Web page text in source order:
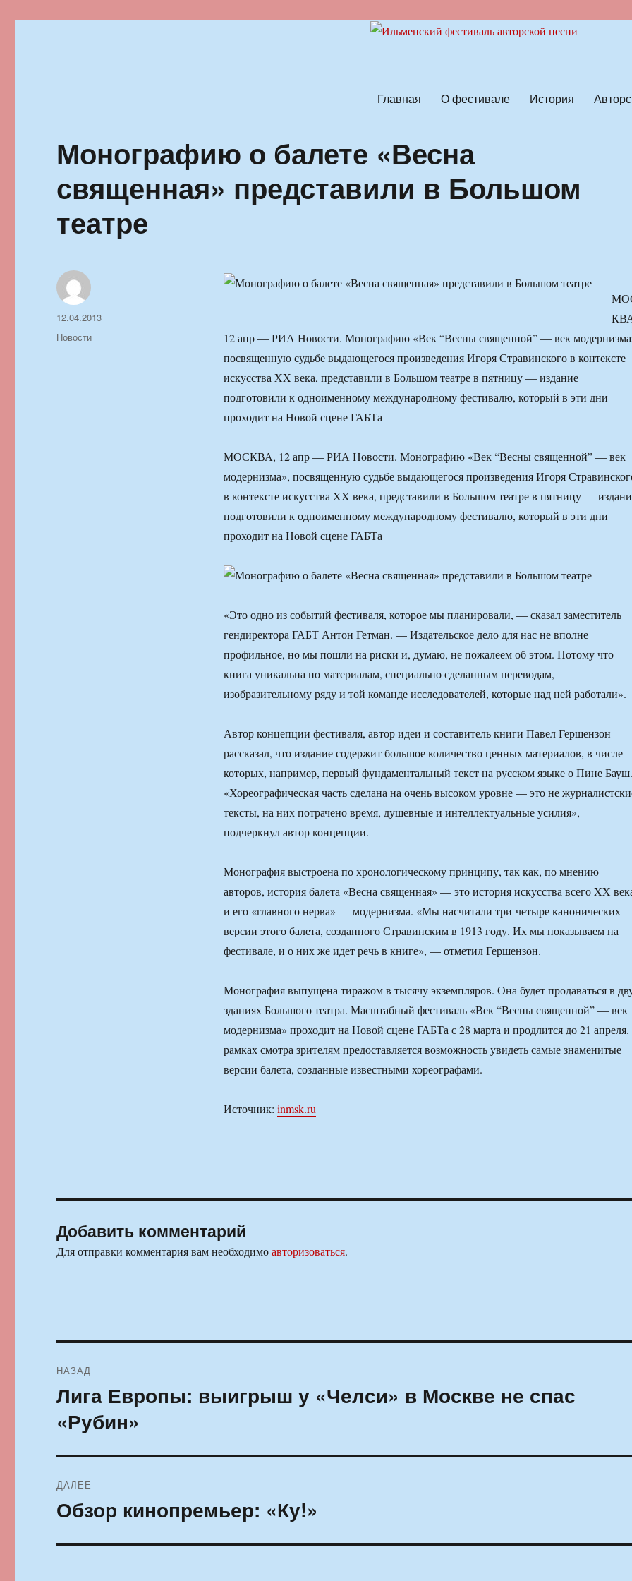
Главная О фестивале История
Монографию о балете «Весна
священная» представили в Большом
театре
12 апр — РИА Новости. Монографию «Век “Весны священной” — век
посвященную судьбе выдающегося произведения Игоря Стравинского в контексте
искусства XX века, представили в Большом театре в пятницу — издание
подготовили к одноименному международному фестивалю, который в эти дни
проходит на Новой сцене ГАБТа
МОСКВА, 12 апр — РИА Новости. Монографию «Век “Весны священной” — век
модернизма», посвященную судьбе выдающегося произведения Игоря
в контексте искусства XX века, представили в Большом театре в пятницу —
подготовили к одноименному международному фестивалю, который в эти дни
проходит на Новой сцене ГАБТа
«Это одно из событий фестиваля, которое мы планировали, — сказал заместитель
гендиректора ГАБТ Антон Гетман. — Издательское дело для нас не вполне
профильное, но мы пошли на риски и, думаю, не пожалеем об этом. Потому что
книга уникальна по материалам, специально сделанным переводам,
изобразительному ряду и той команде исследователей, которые над ней работали».
Автор концепции фестиваля, автор идеи и составитель книги Павел Гершензон
рассказал, что издание содержит большое количество ценных материалов, в числе
которых, например, первый фундаментальный текст на русском языке о Пине Бауш.
«Хореографическая часть сделана на очень высоком уровне — это не
тексты, на них потрачено время, душевные и интеллектуальные усилия», —
подчеркнул автор концепции.
Монография выстроена по хронологическому принципу, так как, по мнению
авторов, история балета «Весна священная» — это история искусства всего XX
и его «главного нерва» — модернизма. «Мы насчитали три-четыре канонических
версии этого балета, созданного Стравинским в 1913 году. Их мы показываем на
фестивале, и о них же идет речь в книге», — отметил Гершензон.
Монография выпущена тиражом в тысячу экземпляров. Она будет продаваться в
зданиях Большого театра. Масштабный фестиваль «Век “Весны священной” — век
модернизма» проходит на Новой сцене ГАБТа с 28 марта и продлится до 21
рамках смотра зрителям предоставляется возможность увидеть самые знаменитые
версии балета, созданные известными хореографами.
Источник: inmsk.ru
Автор
Опубликовано
12.04.2013
Рубрики
Новости
Добавить комментарий
Для отправки комментария вам необходимоавторизоваться.
по
записям
НАЗАД
Предыдущая
Лига Европы: выигрыш у «Челси» в Москве не спас
«Рубин»
ДАЛЕЕ
Следующая
Обзор кинопремьер: «Ку!»